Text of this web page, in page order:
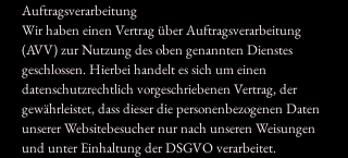
Auftragsverarbeitung
Wir haben einen Vertrag über Auftragsverarbeitung
(AVV) zur Nutzung des oben genannten Dienstes
geschlossen. Hierbei handelt es sich um einen
datenschutzrechtlich vorgeschriebenen Vertrag, der
gewährleistet, dass dieser die personenbezogenen Daten
unserer Websitebesucher nur nach unseren Weisungen
und unter Einhaltung der DSGVO verarbeitet.